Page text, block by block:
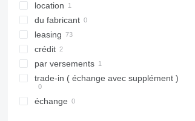
location
du fabricant
leasing
crédit
par versements
trade-in ( échange avec supplément )
échange